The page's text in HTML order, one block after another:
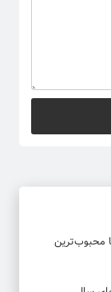
محبوب‌ترین